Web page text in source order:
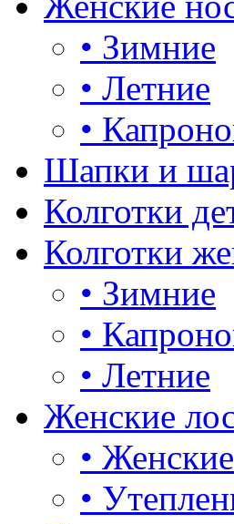
• Зимние
• Летние
•
Шапки и
Колготки
Колготки
• Зимние
•
• Летние
Женские
•
•